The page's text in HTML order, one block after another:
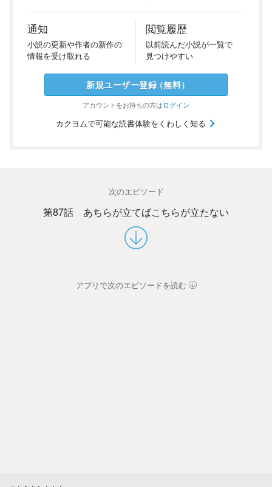
通知
小説の更新や作者の新作の
情報を受け取れる
閲覧履歴
以前読んだ小説が一覧で
見つけやすい
新規ユーザー登録（無料）
アカウントをお持ちの方はログイン
カクヨムで可能な読書体験をくわしく知る
次のエピソード
第87話 あちらが立てばこちらが立たない
アプリで次のエピソードを読む